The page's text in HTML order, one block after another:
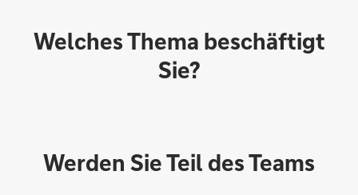
Welches Thema beschäftigt
Sie?
Werden Sie Teil des Teams